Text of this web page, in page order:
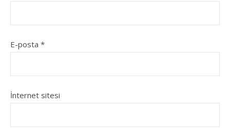
E-posta *
İnternet sitesi